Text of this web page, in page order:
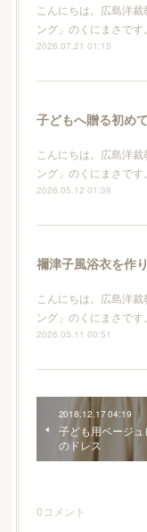
こんにちは。広島洋
ング」のくにまさで
2026.07.21 01:15
こんにちは。広島洋
ング」のくにまさで
2026.05.12 01:39
こんにちは。広島洋
ング」のくにまさで
2026.05.11 00:51
2018.12.17 04:19
子ども用ベージュ
のドレス
0コメント